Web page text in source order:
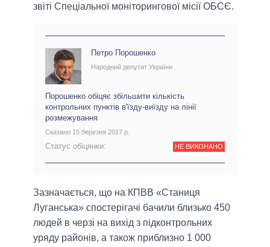
звіті Спеціальної моніторингової місії ОБСЄ.
Петро Порошенко
Народний депутат України
Порошенко обіцяє збільшити кількість
контрольних пунктів в'їзду-виїзду на лінії
розмежування
Сказано 15 березня 2017 р.
Статус обіцянки: НЕ ВИКОНАНО
Зазначається, що на КПВВ «Станиця
Луганська» спостерігачі бачили близько 450
людей в черзі на вихід з підконтрольних
уряду районів, а також приблизно 1 000